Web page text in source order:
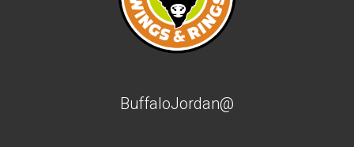
@BuffaloJordan